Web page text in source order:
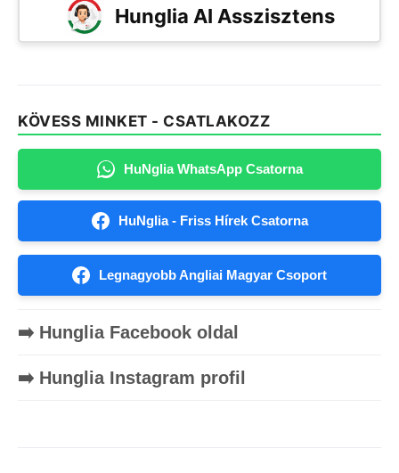
Hunglia AI Asszisztens
KÖVESS MINKET - CSATLAKOZZ
HuNglia WhatsApp Csatorna
HuNglia - Friss Hírek Csatorna
Legnagyobb Angliai Magyar Csoport
➡️ Hunglia Facebook oldal
➡️ Hunglia Instagram profil